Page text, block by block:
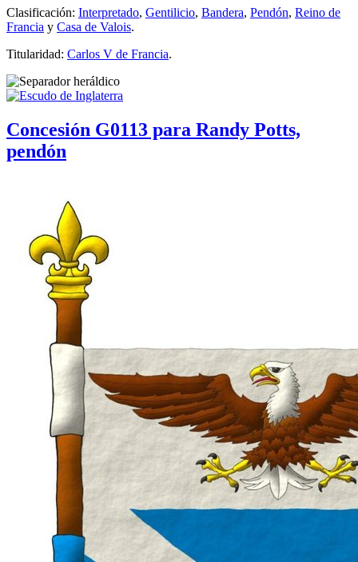
Clasificación: Interpretado, Gentilicio, Bandera, Pendón, Reino de
Francia y Casa de Valois.
Titularidad: Carlos V de Francia.
Concesión G0113 para Randy Potts,
pendón